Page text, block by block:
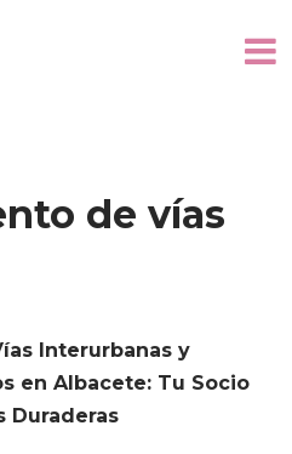
de vías
Interurbanas y
en Albacete: Tu Socio
Duraderas